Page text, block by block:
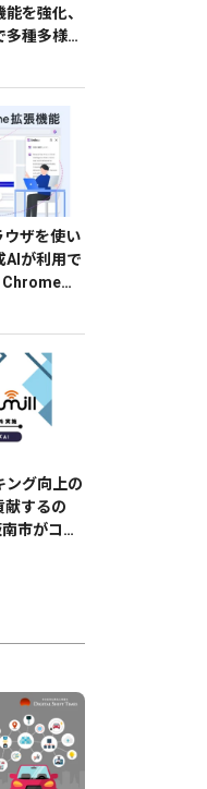
を強化、
種多様な
ウザを使い
AIが利用で
」
ング向上の
献するの
市がコモ
施